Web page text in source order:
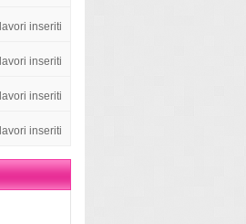
lavori inseriti
lavori inseriti
lavori inseriti
lavori inseriti